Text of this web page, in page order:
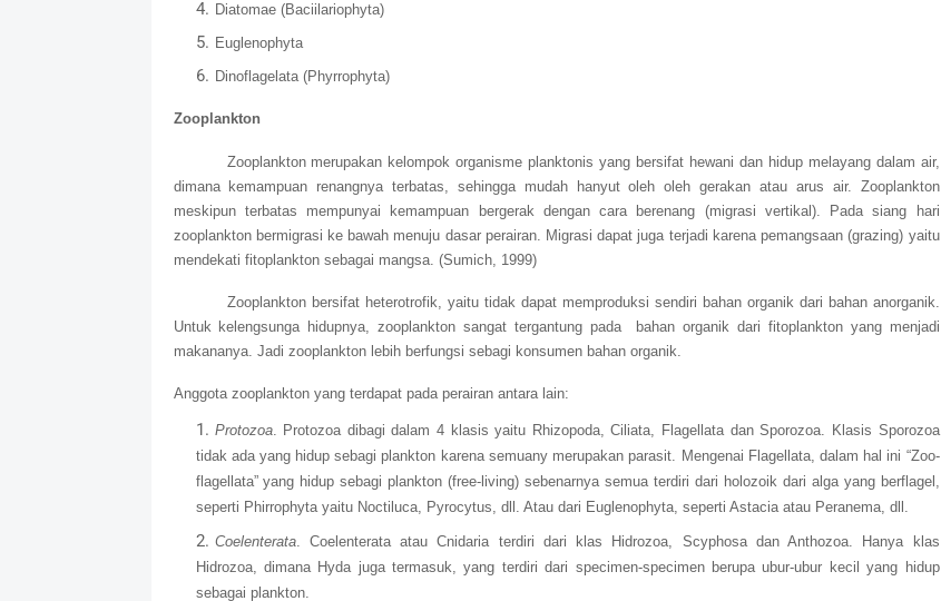
Diatomae (Baciilariophyta)
Euglenophyta
Dinoflagelata (Phyrrophyta)
Zooplankton
Zooplankton merupakan kelompok organisme planktonis yang bersifat hewani dan hidup melayang dalam air,
dimana kemampuan renangnya terbatas, sehingga mudah hanyut oleh oleh gerakan atau arus air. Zooplankton
meskipun terbatas mempunyai kemampuan bergerak dengan cara berenang (migrasi vertikal). Pada siang hari
zooplankton bermigrasi ke bawah menuju dasar perairan. Migrasi dapat juga terjadi karena pemangsaan (grazing) yaitu
mendekati fitoplankton sebagai mangsa. (Sumich, 1999)
Zooplankton bersifat heterotrofik, yaitu tidak dapat memproduksi sendiri bahan organik dari bahan anorganik.
Untuk kelengsunga hidupnya, zooplankton sangat tergantung pada
bahan organik dari fitoplankton yang menjadi
makananya. Jadi zooplankton lebih berfungsi sebagi konsumen bahan organik.
Anggota zooplankton yang terdapat pada perairan antara lain:
Protozoa. Protozoa dibagi dalam 4 klasis yaitu Rhizopoda, Ciliata, Flagellata dan Sporozoa. Klasis Sporozoa
tidak ada yang hidup sebagi plankton karena semuany merupakan parasit. Mengenai Flagellata, dalam hal ini “Zoo-
flagellata” yang hidup sebagi plankton (free-living) sebenarnya semua terdiri dari holozoik dari alga yang berflagel,
seperti Phirrophyta yaitu Noctiluca, Pyrocytus, dll. Atau dari Euglenophyta, seperti Astacia atau Peranema, dll.
Coelenterata. Coelenterata atau Cnidaria terdiri dari klas Hidrozoa, Scyphosa dan Anthozoa. Hanya klas
Hidrozoa, dimana Hyda juga termasuk, yang terdiri dari specimen-specimen berupa ubur-ubur kecil yang hidup
sebagai plankton.